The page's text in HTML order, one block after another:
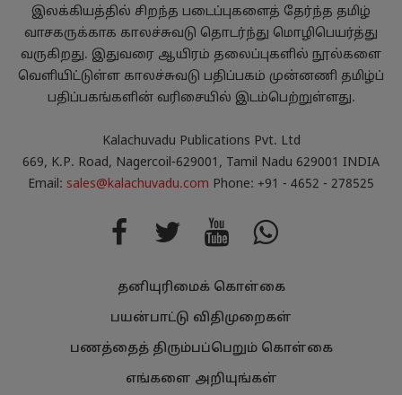
இலக்கியத்தில் சிறந்த படைப்புகளைத் தேர்ந்த தமிழ்
வாசகருக்காக காலச்சுவடு தொடர்ந்து மொழிபெயர்த்து
வருகிறது. இதுவரை ஆயிரம் தலைப்புகளில் நூல்களை
வெளியிட்டுள்ள காலச்சுவடு பதிப்பகம் முன்னணி தமிழ்ப்
பதிப்பகங்களின் வரிசையில் இடம்பெற்றுள்ளது.
Kalachuvadu Publications Pvt. Ltd
669, K.P. Road, Nagercoil-629001, Tamil Nadu 629001 INDIA
Email: sales@kalachuvadu.com Phone: +91 - 4652 - 278525
தனியுரிமைக் கொள்கை
பயன்பாட்டு விதிமுறைகள்
பணத்தைத் திரும்பப்பெறும் கொள்கை
எங்களை அறியுங்கள்